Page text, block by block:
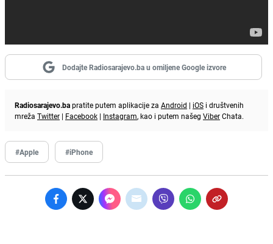
Dodajte Radiosarajevo.ba u omiljene Google izvore
Radiosarajevo.bapratite putem aplikacije za Android | iOS i društvenih
mreža Twitter | Facebook | Instagram, kao i putem našeg ViberChata.
#Apple #iPhone